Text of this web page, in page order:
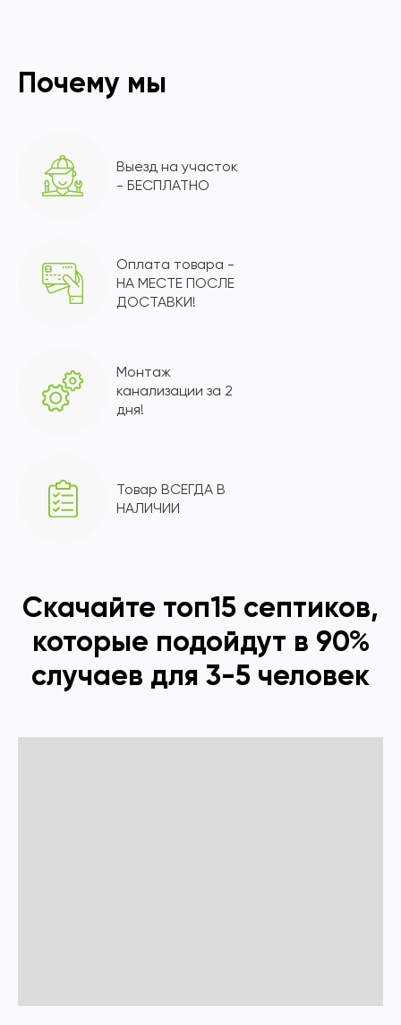
Почему мы
Выезд на участок
- БЕСПЛАТНО
Оплата товара -
НА МЕСТЕ ПОСЛЕ
ДОСТАВКИ!
Монтаж
канализации за 2
дня!
Товар ВСЕГДА В
НАЛИЧИИ
Скачайте топ15 септиков,
которые подойдут в 90%
случаев для 3-5 человек